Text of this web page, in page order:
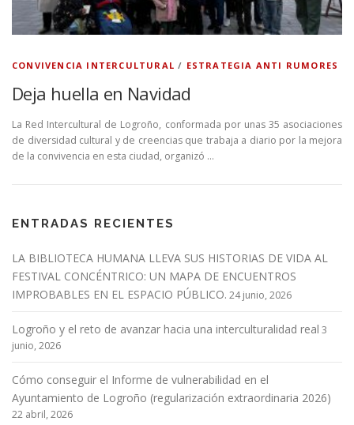
CONVIVENCIA INTERCULTURAL / ESTRATEGIA ANTI RUMORES
Deja huella en Navidad
La Red Intercultural de Logroño, conformada por unas 35 asociaciones
de diversidad cultural y de creencias que trabaja a diario por la mejora
de la convivencia en esta ciudad, organizó …
ENTRADAS RECIENTES
LA BIBLIOTECA HUMANA LLEVA SUS HISTORIAS DE VIDA AL
FESTIVAL CONCÉNTRICO: UN MAPA DE ENCUENTROS
IMPROBABLES EN EL ESPACIO PÚBLICO. 24 junio, 2026
Logroño y el reto de avanzar hacia una interculturalidad real 3
junio, 2026
Cómo conseguir el Informe de vulnerabilidad en el
Ayuntamiento de Logroño (regularización extraordinaria 2026)
22 abril, 2026